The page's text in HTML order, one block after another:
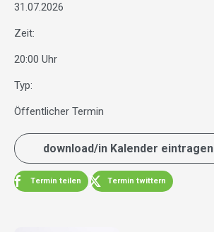
31.07.2026
Zeit:
20:00 Uhr
Typ:
Öffentlicher Termin
download/in Kalender eintragen
Termin teilen Termin twittern